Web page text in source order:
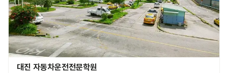
대진 자동차운전전문학원